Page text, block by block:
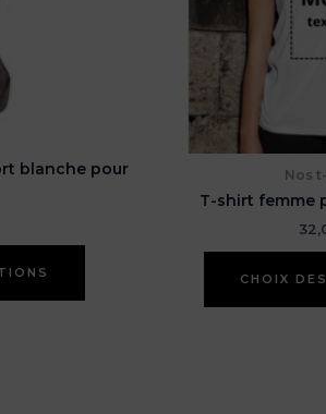
blanche pour
Ce
a
Nos
T-shirt femme
CHOIX